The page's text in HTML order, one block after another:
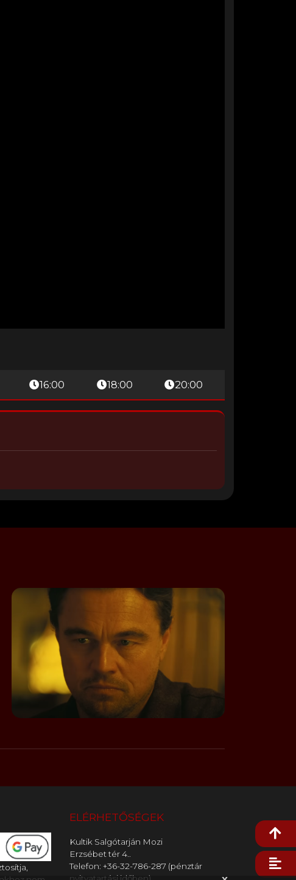
16:00 18:00 20:00
ELÉRHETŐSÉGEK
Kultik Salgótarján Mozi
Erzsébet tér 4..
Telefon: +36-32-786-287 (pénztár